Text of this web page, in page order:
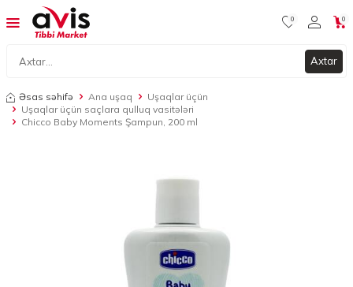
Axtar
0 0
Əsas səhifə Ana uşaq
Uşaqlar üçün
Uşaqlar üçün saçlara qulluq vasitələri
Chicco Baby Moments Şampun, 200 ml